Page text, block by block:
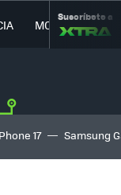
MOVILIDAD
Suscríbete a
17 Samsung